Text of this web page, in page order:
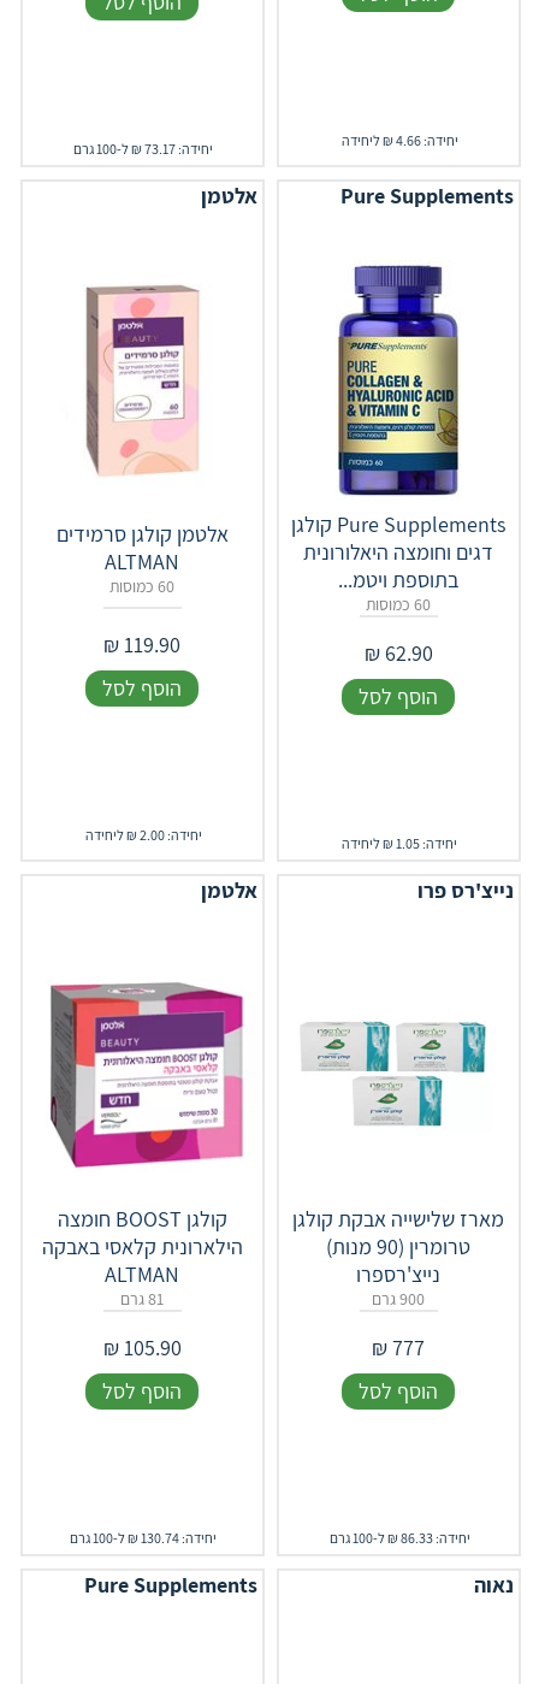
יחידה: 4.66 ₪ ליחידה יחידה: 73.17 ₪ ל-100 גרם
Pure Supplements
Pure Supplements קולגן
דגים וחומצה היאלורונית
בתוספת ויטמ...
60 כמוסות
62.90
₪
הוסף לסל
יחידה: 1.05 ₪ ליחידה
אלטמן
אלטמן קולגן סרמידים
ALTMAN
60 כמוסות
119.90
₪
הוסף לסל
יחידה: 2.00 ₪ ליחידה
נייצ'רס פרו
מארז שלישייה אבקת קולגן
טרומרין (90 מנות)
נייצ'רספרו
900 גרם
777
₪
הוסף לסל
יחידה: 86.33 ₪ ל-100 גרם
אלטמן
קולגן BOOST חומצה
הילארונית קלאסי באבקה
ALTMAN
81 גרם
105.90
₪
הוסף לסל
יחידה: 130.74 ₪ ל-100 גרם
נאוה Pure Supplements